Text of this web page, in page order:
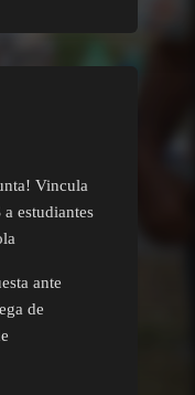
Vincula
estudiantes
ante
de